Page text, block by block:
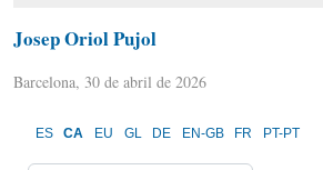
Josep Oriol Pujol
Barcelona, 30 de abril de 2026
ES CA EU GL DE EN-GB FR PT-PT